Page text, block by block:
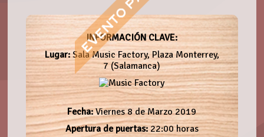
INFORMACIÓN CLAVE:
Lugar:Sala Music Factory, Plaza Monterrey,
7 (Salamanca)
Fecha:Viernes 8 de Marzo 2019
Apertura de puertas:22:00 horas